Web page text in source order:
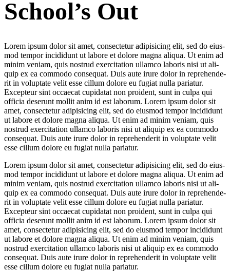
School’s Out
Lorem ipsum dolor sit amet, con­sec­te­tur adi­pi­si­cing elit, sed do eius­
mod tem­por inci­didunt ut labo­re et dolo­re magna ali­qua. Ut enim ad
minim veniam, quis nostrud exer­ci­ta­ti­on ullam­co labo­ris nisi ut ali­
quip ex ea com­mo­do con­se­quat. Duis aute irure dolor in repre­hen­de­
rit in volupt­ate velit esse cil­lum dolo­re eu fugi­at nulla paria­tur.
Excep­teur sint occae­cat cupi­da­tat non pro­ident, sunt in cul­pa qui
offi­cia deser­unt mol­lit anim id est laborum. Lorem ipsum dolor sit
amet, con­sec­te­tur adi­pi­si­cing elit, sed do eius­mod tem­por inci­didunt
ut labo­re et dolo­re magna ali­qua. Ut enim ad minim veniam, quis
nostrud exer­ci­ta­ti­on ullam­co labo­ris nisi ut ali­quip ex ea com­mo­do
con­se­quat. Duis aute irure dolor in repre­hen­de­rit in volupt­ate velit
esse cil­lum dolo­re eu fugi­at nulla pariatur.
Lorem ipsum dolor sit amet, con­sec­te­tur adi­pi­si­cing elit, sed do eius­
mod tem­por inci­didunt ut labo­re et dolo­re magna ali­qua. Ut enim ad
minim veniam, quis nostrud exer­ci­ta­ti­on ullam­co labo­ris nisi ut ali­
quip ex ea com­mo­do con­se­quat. Duis aute irure dolor in repre­hen­de­
rit in volupt­ate velit esse cil­lum dolo­re eu fugi­at nulla paria­tur.
Excep­teur sint occae­cat cupi­da­tat non pro­ident, sunt in cul­pa qui
offi­cia deser­unt mol­lit anim id est laborum. Lorem ipsum dolor sit
amet, con­sec­te­tur adi­pi­si­cing elit, sed do eius­mod tem­por inci­didunt
ut labo­re et dolo­re magna ali­qua. Ut enim ad minim veniam, quis
nostrud exer­ci­ta­ti­on ullam­co labo­ris nisi ut ali­quip ex ea com­mo­do
con­se­quat. Duis aute irure dolor in repre­hen­de­rit in volupt­ate velit
esse cil­lum dolo­re eu fugi­at nulla pariatur.